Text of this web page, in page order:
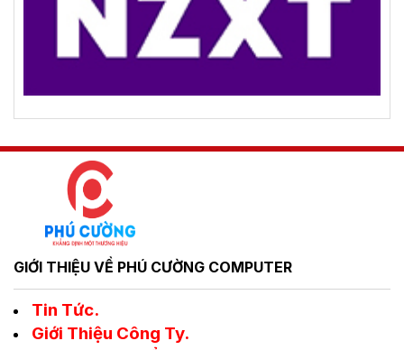
GIỚI THIỆU VỀ PHÚ CƯỜNG COMPUTER
Tin Tức.
Giới Thiệu Công Ty.